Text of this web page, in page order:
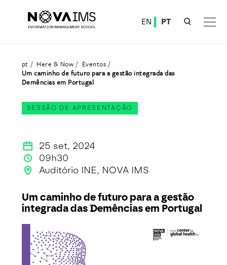
EN PT
pt Here & Now
Eventos
Um caminho de futuro para a gestão integrada das
Demências em Portugal
SESSÃO DE APRESENTAÇÃO
25 set, 2024
09h30
Auditório INE, NOVA IMS
Um caminho de futuro para a gestão
integrada das Demências em Portugal